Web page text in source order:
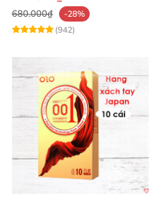
680.000₫
-28%
(942)